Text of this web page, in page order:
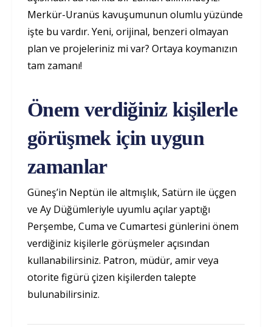
Merkür-Uranüs kavuşumunun olumlu yüzünde
işte bu vardır. Yeni, orijinal, benzeri olmayan
plan ve projeleriniz mi var? Ortaya koymanızın
tam zamanı!
Önem verdiğiniz kişilerle
görüşmek için uygun
zamanlar
Güneş’in Neptün ile altmışlık, Satürn ile üçgen
ve Ay Düğümleriyle uyumlu açılar yaptığı
Perşembe, Cuma ve Cumartesi günlerini önem
verdiğiniz kişilerle görüşmeler açısından
kullanabilirsiniz. Patron, müdür, amir veya
otorite figürü çizen kişilerden talepte
bulunabilirsiniz.